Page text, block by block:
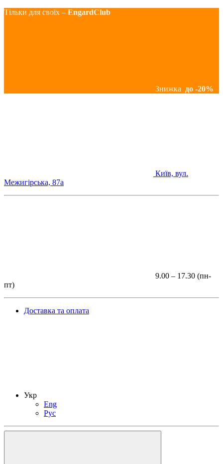
Тільки для своїх – EngardClub
Знижка до -20%
Київ, вул.
Межигірська, 87а
9.00 – 17.30 (пн-
пт)
Доставка та оплата
Укр
Eng
Рус